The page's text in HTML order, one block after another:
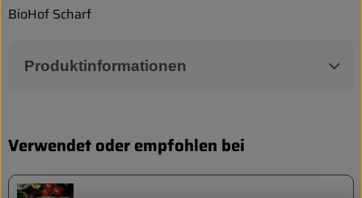
Firmenkunden
BioHof Scharf
Produktinformationen
Verwendet oder empfohlen bei